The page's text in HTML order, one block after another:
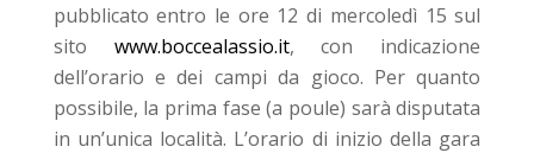
pubblicato entro le ore 12 di mercoledì 15 sul
sito www.boccealassio.it, con indicazione
dell’orario e dei campi da gioco. Per quanto
possibile, la prima fase (a poule) sarà disputata
in un’unica località. L’orario di inizio della gara